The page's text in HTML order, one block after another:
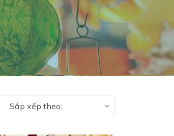
Sắp xếp theo: